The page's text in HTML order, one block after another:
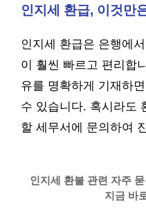
인지세 환급, 이것만
인지세 환급은 은행에
이 훨씬 빠르고 편리합
유를 명확하게 기재하
수 있습니다. 혹시라도
할 세무서에 문의하여
인지세 환불 관련 자주
지금 바